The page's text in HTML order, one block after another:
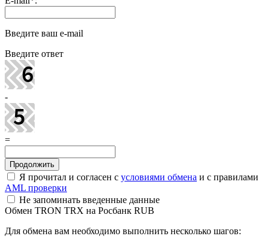
Введите ваш e-mail
Введите ответ
-
=
Я прочитал и согласен с условиями обмена и с правилами
AML проверки
Не запоминать введенные данные
Обмен TRON TRX на Росбанк RUB
Для обмена вам необходимо выполнить несколько шагов: